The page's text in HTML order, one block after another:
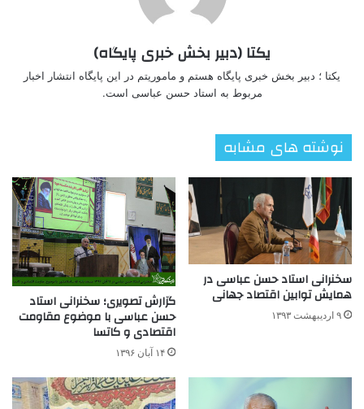
یکتا (دبیر بخش خبری پایگاه)
یکتا ؛ دبیر بخش خبری پایگاه هستم و ماموریتم در این پایگاه انتشار اخبار
مربوط به استاد حسن عباسی است.
نوشته های مشابه
سخنرانی استاد حسن عباسی در
همایش توابین اقتصاد جهانی
۹ اردیبهشت ۱۳۹۳
گزارش تصویری؛ سخنرانی استاد
حسن عباسی با موضوع مقاومت
اقتصادی و کاتسا
۱۴ آبان ۱۳۹۶